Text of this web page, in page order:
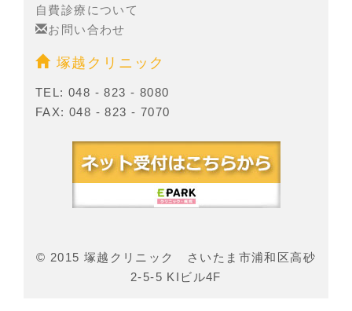
自費診療について
お問い合わせ
塚越クリニック
TEL: 048 - 823 - 8080
FAX: 048 - 823 - 7070
© 2015 塚越クリニック さいたま市浦和区高砂
2-5-5 KIビル4F